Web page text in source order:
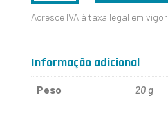
DE
ORIENT
Acresce IVA à taxa legal em vigor
Informação adicional
Peso 20 g